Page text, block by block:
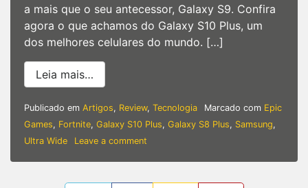
a mais que o seu antecessor, Galaxy S9. Confira
agora o que achamos do Galaxy S10 Plus, um
dos melhores celulares do mundo. […]
Leia mais…
Publicado em Artigos, Review, Tecnologia Marcado com Epic
Games, Fortnite, Galaxy S10 Plus, Galaxy S8 Plus, Samsung,
Ultra Wide
Leave a comment
|